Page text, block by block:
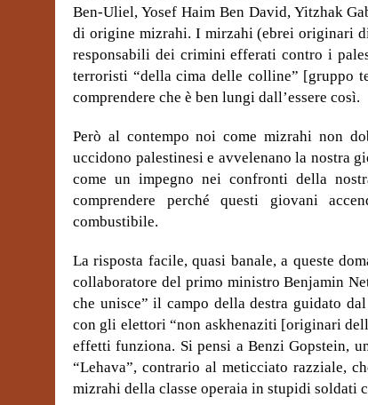
Ben-Uliel, Yosef Haim Ben David, Yitzhak
di origine mizrahi. I mirzahi (ebrei originari
responsabili dei crimini efferati contro i
terroristi “della cima delle colline” [gruppo
comprendere che è ben lungi dall’essere così.
Però al contempo noi come mizrahi non
uccidono palestinesi e avvelenano la nostra
come un impegno nei confronti della
comprendere perché questi giovani
combustibile.
La risposta facile, quasi banale, a queste
collaboratore del primo ministro Benjamin
che unisce” il campo della destra guidato
con gli elettori “non askhenaziti [originari
effetti funziona. Si pensi a Benzi Gopstein,
“Lehava”, contrario al meticciato razziale,
mizrahi della classe operaia in stupidi soldati